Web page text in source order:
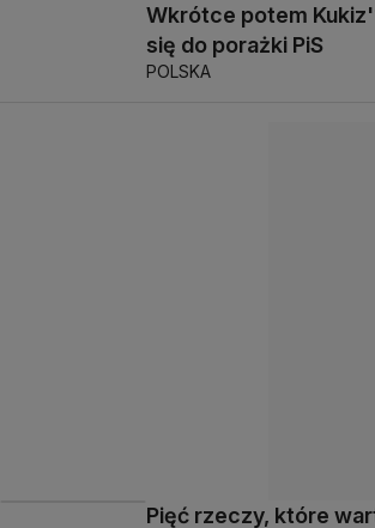
Wkrótce potem
się do porażki PiS
POLSKA
Pięć rzeczy, które